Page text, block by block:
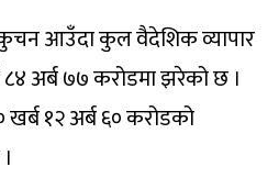
आउँदा कुल वैदेशिक व्यापार
अर्ब ७७ करोडमा झरेको छ ।
१२ अर्ब ६० करोडको